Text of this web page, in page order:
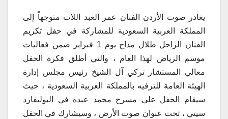
يغادر صوت الأردن الفنان عمر العبد اللات متوجهاً إلى
المملكة العربية السعودية للمشاركة في حفل تكريم
الفنان الراحل طلال مداح يوم 1 فبراير ضمن فعاليات
موسم الرياض لهذا العام ، والتي أطلق فكرة الحفل
معالي المستشار تركي آل الشيخ رئيس مجلس إدارة
الهيئة العامة للترفيه بالمملكة العربية السعودية ، حيث
سيقام الحفل على مسرح محمد عبده في البوليفارد
سيتي ، تحت عنوان صوت الأرض ، وسيشارك في الحفل